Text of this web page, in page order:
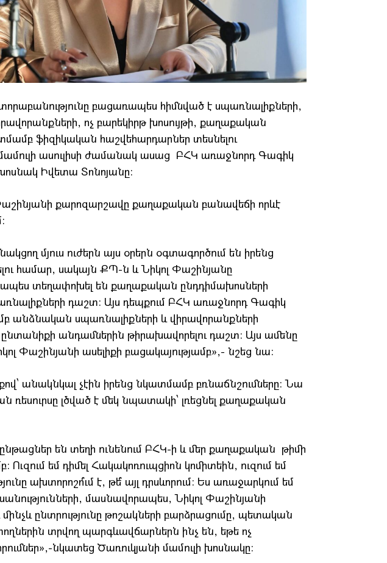
բացառապես հիմնված է սպառնալիքների,
ոչ բարեկիրթ խոսույթի, քաղաքական
ֆիզիկական հաշվեհարդարներ տեսնելու
մամուլի ասուլիսի ժամանակ ասաց ԲՀԿ առաջնորդ Գագիկ
Իվետա Տոնոյանը:
քարոզարշավը քաղաքական բանավեճի որևէ
մյուս ուժերն այս օրերն օգտագործում են իրենց
համար, սակայն ՔՊ-ն և Նիկոլ Փաշինյանը
տեղափոխել են քաղաքական ընդդիմախոսների
դաշտ: Այս դեպքում ԲՀԿ առաջնորդ Գագիկ
անձնական սպառնալիքների և վիրավորանքների
անդամներին թիրախավորելու դաշտ: Այս ամենը
Փաշինյանի ասելիքի բացակայությամբ»,- նշեց նա:
անակնկալ չէին իրենց նկատմամբ բռնաճնշումները: Նա
ռեսուրսը լծված է մեկ նպատակի՝ լռեցնել քաղաքական
են տեղի ունենում ԲՀԿ-ի և մեր քաղաքական թիմի
եմ դիմել Հակակոռուպցիոն կոմիտեին, ուզում եմ
ախտորոշո՞ւմ է, թե՞ այլ դրսևորում: Ես առաջարկում եմ
մասնավորապես, Նիկոլ Փաշինյանի
ընտրությունը թոշակների բարձրացումը, պետական
տրվող պարգևավճարներն ինչ են, եթե ոչ
նկատեց Ծառուկյանի մամուլի խոսնակը: